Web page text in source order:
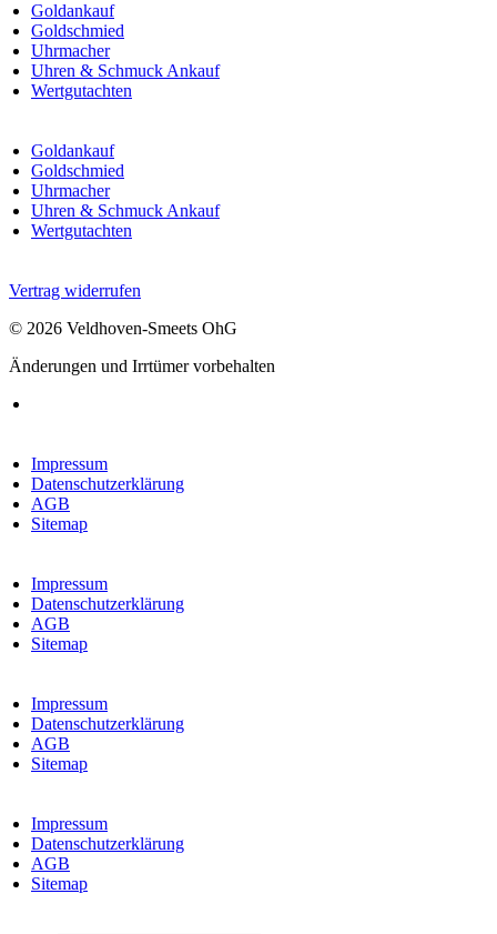
Goldankauf
Goldschmied
Uhrmacher
Uhren & Schmuck Ankauf
Wertgutachten
Goldankauf
Goldschmied
Uhrmacher
Uhren & Schmuck Ankauf
Wertgutachten
Vertrag widerrufen
© 2026 Veldhoven-Smeets OhG
Änderungen und Irrtümer vorbehalten
Impressum
Datenschutzerklärung
AGB
Sitemap
Impressum
Datenschutzerklärung
AGB
Sitemap
Impressum
Datenschutzerklärung
AGB
Sitemap
Impressum
Datenschutzerklärung
AGB
Sitemap